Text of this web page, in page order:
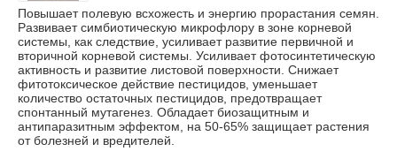
Повышает полевую всхожесть и энергию прорастания семян.
Развивает симбиотическую микрофлору в зоне корневой
системы, как следствие, усиливает развитие первичной и
вторичной корневой системы. Усиливает фотосинтетическую
активность и развитие листовой поверхности. Снижает
фитотоксическое действие пестицидов, уменьшает
количество остаточных пестицидов, предотвращает
спонтанный мутагенез. Обладает биозащитным и
антипаразитным эффектом, на 50-65% защищает растения
от болезней и вредителей.